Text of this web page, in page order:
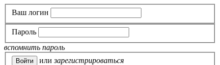
Ваш логин
Пароль
вспомнить пароль
или зарегистрироваться